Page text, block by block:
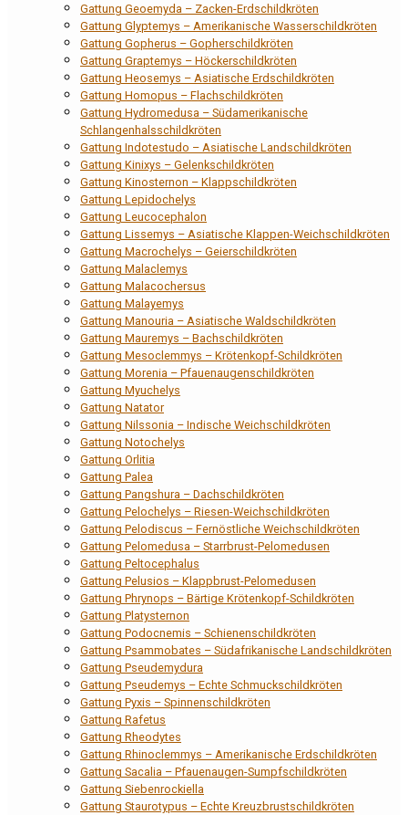
Gattung Geoemyda – Zacken-Erdschildkröten
Gattung Glyptemys – Amerikanische Wasserschildkröten
Gattung Gopherus – Gopherschildkröten
Gattung Graptemys – Höckerschildkröten
Gattung Heosemys – Asiatische Erdschildkröten
Gattung Homopus – Flachschildkröten
Gattung Hydromedusa – Südamerikanische
Schlangenhalsschildkröten
Gattung Indotestudo – Asiatische Landschildkröten
Gattung Kinixys – Gelenkschildkröten
Gattung Kinosternon – Klappschildkröten
Gattung Lepidochelys
Gattung Leucocephalon
Gattung Lissemys – Asiatische Klappen-Weichschildkröten
Gattung Macrochelys – Geierschildkröten
Gattung Malaclemys
Gattung Malacochersus
Gattung Malayemys
Gattung Manouria – Asiatische Waldschildkröten
Gattung Mauremys – Bachschildkröten
Gattung Mesoclemmys – Krötenkopf-Schildkröten
Gattung Morenia – Pfauenaugenschildkröten
Gattung Myuchelys
Gattung Natator
Gattung Nilssonia – Indische Weichschildkröten
Gattung Notochelys
Gattung Orlitia
Gattung Palea
Gattung Pangshura – Dachschildkröten
Gattung Pelochelys – Riesen-Weichschildkröten
Gattung Pelodiscus – Fernöstliche Weichschildkröten
Gattung Pelomedusa – Starrbrust-Pelomedusen
Gattung Peltocephalus
Gattung Pelusios – Klappbrust-Pelomedusen
Gattung Phrynops – Bärtige Krötenkopf-Schildkröten
Gattung Platysternon
Gattung Podocnemis – Schienenschildkröten
Gattung Psammobates – Südafrikanische Landschildkröten
Gattung Pseudemydura
Gattung Pseudemys – Echte Schmuckschildkröten
Gattung Pyxis – Spinnenschildkröten
Gattung Rafetus
Gattung Rheodytes
Gattung Rhinoclemmys – Amerikanische Erdschildkröten
Gattung Sacalia – Pfauenaugen-Sumpfschildkröten
Gattung Siebenrockiella
Gattung Staurotypus – Echte Kreuzbrustschildkröten